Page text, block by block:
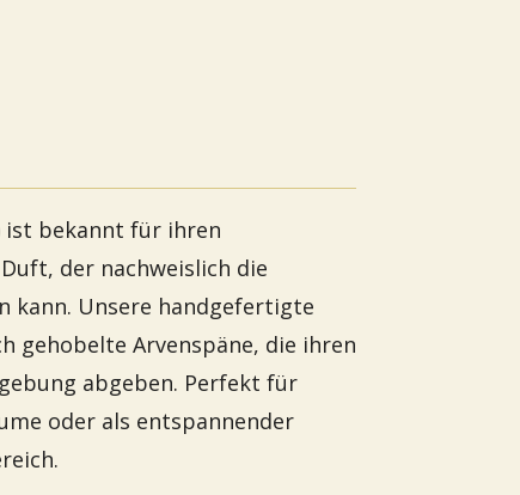
ist bekannt für ihren
der nachweislich die
kann. Unsere handgefertigte
gehobelte Arvenspäne, die ihren
abgeben. Perfekt für
oder als entspannender